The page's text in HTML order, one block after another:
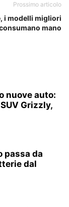
Prossimo articolo
i modelli migliori
mano
nuove auto:
Grizzly,
passa da
dal